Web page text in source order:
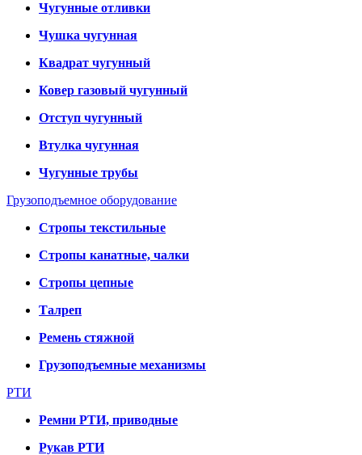
Чугунные отливки
Чушка чугунная
Квадрат чугунный
Ковер газовый чугунный
Отступ чугунный
Втулка чугунная
Чугунные трубы
Грузоподъемное оборудование
Стропы текстильные
Стропы канатные, чалки
Стропы цепные
Талреп
Ремень стяжной
Грузоподъемные механизмы
РТИ
Ремни РТИ, приводные
Рукав РТИ